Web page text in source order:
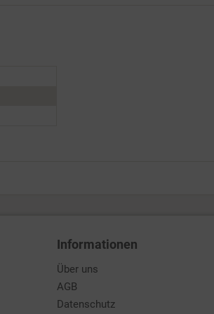
Informationen
Über uns
AGB
Datenschutz